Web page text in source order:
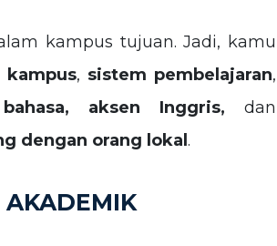
kampus tujuan. Jadi, kamu
kampus, sistem pembelajaran,
bahasa, aksen Inggris, dan
dengan orang lokal .
AKADEMIK